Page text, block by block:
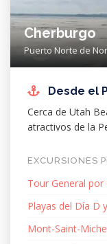
Cherburgo
Puerto Norte de
Desde el
Cerca de Utah
atractivos de la
EXCURSIONES
Tour General por
Playas del Día D
Mont-Saint-